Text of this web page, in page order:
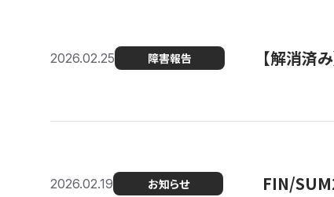
2026.02.25 障害報告 【解消済
2026.02.19 お知らせ FIN/